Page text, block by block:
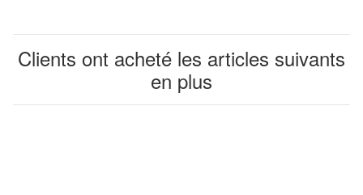
Clients ont acheté les articles suivants
en plus